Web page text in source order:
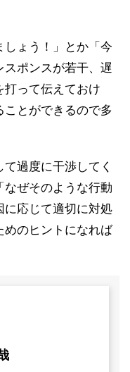
ょう！」とか「今
ポンスが若干、遅
打って伝えておけ
とができるので多
過度に干渉してく
なぜそのような行動
に応じて適切に対処
めのヒントになれば